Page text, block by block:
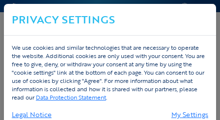
KONTAKT & HILFE ANGEBOT
Startseite Triathlon-Bekleidung gestalten
Triathlonbekleidung gestalten, um
Leistung zu bringen
PRIVACY SETTINGS
We use cookies and similar technologies that are necessary to operate
the website. Additional cookies are only used with your consent. You are
free to give, deny, or withdraw your consent at any time by using the
"cookie settings" link at the bottom of each page. You can consent to our
use of cookies by clicking "Agree". For more information about what
information is collected and how it is shared with our partners, please
read ourData Protection Statement.
Legal Notice My Settings